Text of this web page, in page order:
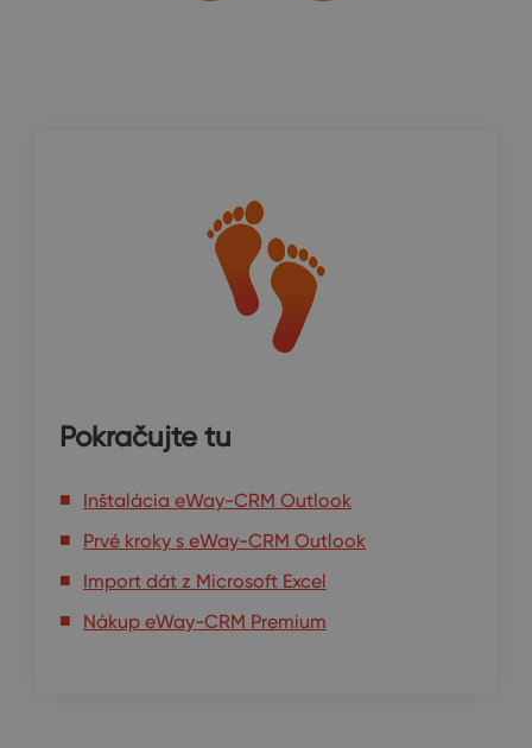
Pokračujte tu
Inštalácia eWay-CRM Outlook
Prvé kroky s eWay-CRM Outlook
Import dát z Microsoft Excel
Nákup eWay-CRM Premium